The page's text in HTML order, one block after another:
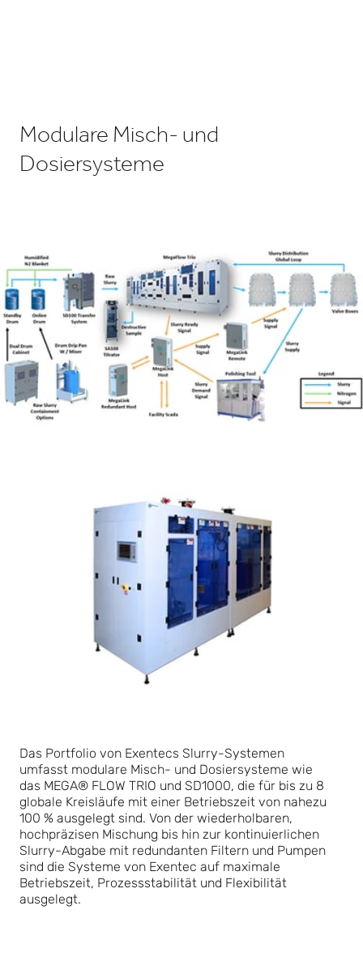
Modulare Misch- und
Dosiersysteme
Das Portfolio von Exentecs Slurry-Systemen
umfasst modulare Misch- und Dosiersysteme wie
das MEGA® FLOW TRIO und SD1000, die für bis zu 8
globale Kreisläufe mit einer Betriebszeit von nahezu
100 % ausgelegt sind. Von der wiederholbaren,
hochpräzisen Mischung bis hin zur kontinuierlichen
Slurry-Abgabe mit redundanten Filtern und Pumpen
sind die Systeme von Exentec auf maximale
Betriebszeit, Prozessstabilität und Flexibilität
ausgelegt.